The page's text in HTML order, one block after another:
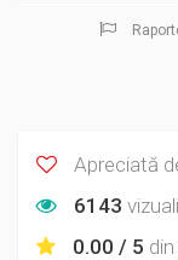
Apreciată
6143
0.00 / 5 din